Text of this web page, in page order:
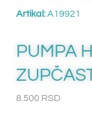
Artikal:A19921
PUMPA
8.500 RSD